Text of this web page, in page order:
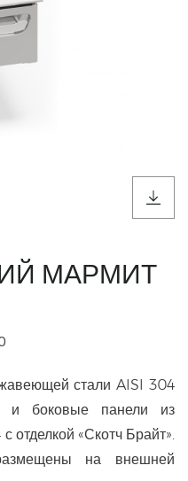
МАРМИТ
стали AISI 304
и боковые панели из
«Скотч Брайт».
на внешней